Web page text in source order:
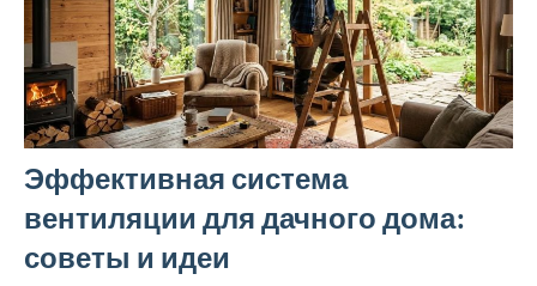
Эффективная система
вентиляции для дачного дома:
советы и идеи